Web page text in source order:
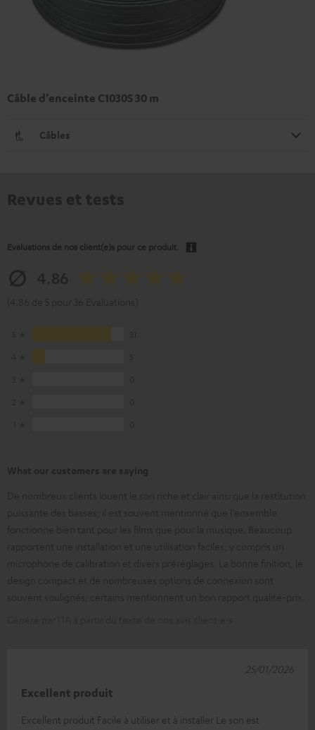
Câble d’enceinte C1030S 30 m
Câbles
Evaluations de nos client(e)s pour ce produit.
Excellent produit
Excellent produit Facile à utiliser et à installer Le son est
25/01/2026